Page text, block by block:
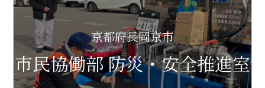
京都府長岡京市
市民協働部 防災・安全推進室